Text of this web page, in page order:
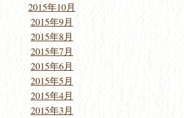
2015年10月
2015年9月
2015年8月
2015年7月
2015年6月
2015年5月
2015年4月
2015年3月